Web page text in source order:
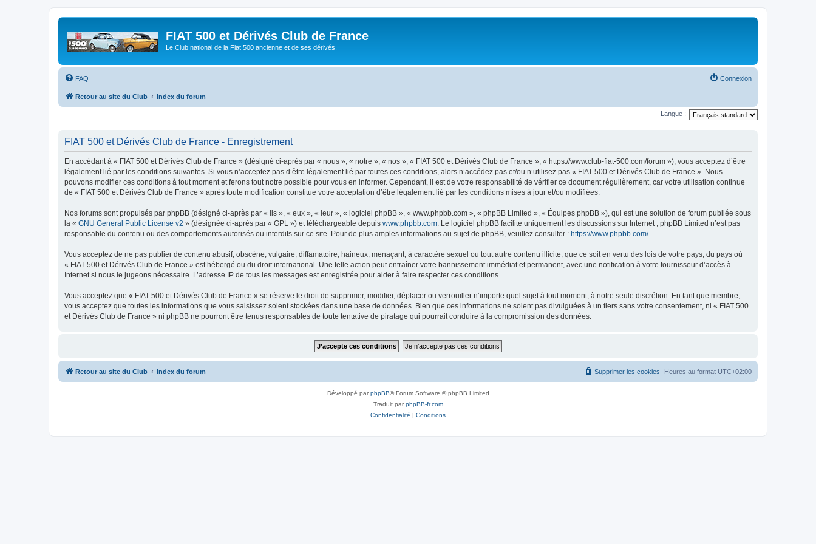
FIAT 500 et Dérivés Club de France
Le Club national de la Fiat 500 ancienne et de ses dérivés.
FAQ Connexion
Retour au site du Club Index du forum
Langue :
FIAT 500 et Dérivés Club de France - Enregistrement
En accédant à « FIAT 500 et Dérivés Club de France » (désigné ci-après par « nous », « notre », « nos », « FIAT 500 et Dérivés Club de France », « https://www.club-fiat-500.com/forum »), vous acceptez d’être
légalement lié par les conditions suivantes. Si vous n’acceptez pas d’être légalement lié par toutes ces conditions, alors n’accédez pas et/ou n’utilisez pas « FIAT 500 et Dérivés Club de France ». Nous
pouvons modifier ces conditions à tout moment et ferons tout notre possible pour vous en informer. Cependant, il est de votre responsabilité de vérifier ce document régulièrement, car votre utilisation continue
de « FIAT 500 et Dérivés Club de France » après toute modification constitue votre acceptation d’être légalement lié par les conditions mises à jour et/ou modifiées.
Nos forums sont propulsés par phpBB (désigné ci-après par « ils », « eux », « leur », « logiciel phpBB », « www.phpbb.com », « phpBB Limited », « Équipes phpBB »), qui est une solution de forum publiée sous
la « GNU General Public License v2 » (désignée ci-après par « GPL ») et téléchargeable depuis www.phpbb.com. Le logiciel phpBB facilite uniquement les discussions sur Internet ; phpBB Limited n’est pas
responsable du contenu ou des comportements autorisés ou interdits sur ce site. Pour de plus amples informations au sujet de phpBB, veuillez consulter : https://www.phpbb.com/.
Vous acceptez de ne pas publier de contenu abusif, obscène, vulgaire, diffamatoire, haineux, menaçant, à caractère sexuel ou tout autre contenu illicite, que ce soit en vertu des lois de votre pays, du pays où
« FIAT 500 et Dérivés Club de France » est hébergé ou du droit international. Une telle action peut entraîner votre bannissement immédiat et permanent, avec une notification à votre fournisseur d’accès à
Internet si nous le jugeons nécessaire. L’adresse IP de tous les messages est enregistrée pour aider à faire respecter ces conditions.
Vous acceptez que « FIAT 500 et Dérivés Club de France » se réserve le droit de supprimer, modifier, déplacer ou verrouiller n’importe quel sujet à tout moment, à notre seule discrétion. En tant que membre,
vous acceptez que toutes les informations que vous saisissez soient stockées dans une base de données. Bien que ces informations ne soient pas divulguées à un tiers sans votre consentement, ni « FIAT 500
et Dérivés Club de France » ni phpBB ne pourront être tenus responsables de toute tentative de piratage qui pourrait conduire à la compromission des données.
Retour au site du Club Index du forum Heures au format UTC+02:00
Supprimer les cookies
Développé parphpBB® Forum Software © phpBB Limited
Traduit parphpBB-fr.com
Confidentialité | Conditions